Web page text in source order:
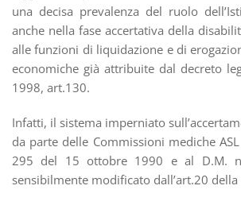
una decisa prevalenza del ruolo
anche nella fase accertativa della
alle funzioni di liquidazione e di
economiche già attribuite dal decreto
1998, art.130.
Infatti, il sistema imperniato
da parte delle Commissioni mediche
295 del 15 ottobre 1990 e al D.M.
sensibilmente modificato dall’art.20